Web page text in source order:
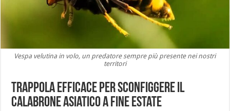
Vespa velutina in volo, un predatore sempre più presente nei nostri
territori
Trappola efficace per sconfiggere il
calabrone asiatico a fine estate